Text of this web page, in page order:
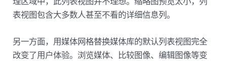
表视图包含大多数人甚至不看的详细信息列。
另一方面，用媒体网格替换媒体库的默认列表视图完全
改变了用户体验。浏览媒体、比较图像、编辑图像等变